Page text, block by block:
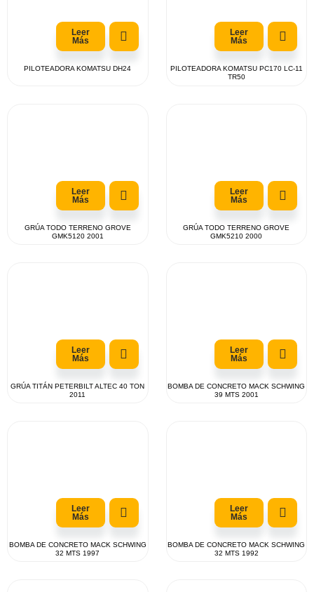
Leer
Más
PILOTEADORA KOMATSU DH24
Leer
Más
PILOTEADORA KOMATSU PC170 LC-11
TR50
Leer
Más
GRÚA TODO TERRENO GROVE
GMK5120 2001
Leer
Más
GRÚA TODO TERRENO GROVE
GMK5210 2000
Leer
Más
GRÚA TITÁN PETERBILT ALTEC 40 TON
2011
Leer
Más
BOMBA DE CONCRETO MACK SCHWING
39 MTS 2001
Leer
Más
BOMBA DE CONCRETO MACK SCHWING
32 MTS 1997
Leer
Más
BOMBA DE CONCRETO MACK SCHWING
32 MTS 1992